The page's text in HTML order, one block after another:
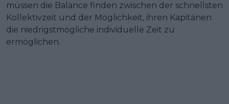
müssen die Balance finden zwischen der schnellsten
Kollektivzeit und der Möglichkeit, ihren Kapitänen
die niedrigstmögliche individuelle Zeit zu
ermöglichen.